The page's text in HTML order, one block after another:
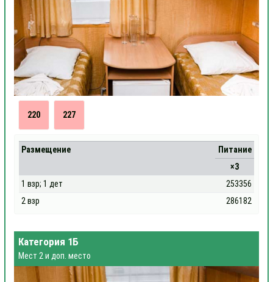
220 227
Размещение
Питание
×3
1 взр; 1 дет
253356
2 взр
286182
Категория 1Б
Мест 2 и доп. место